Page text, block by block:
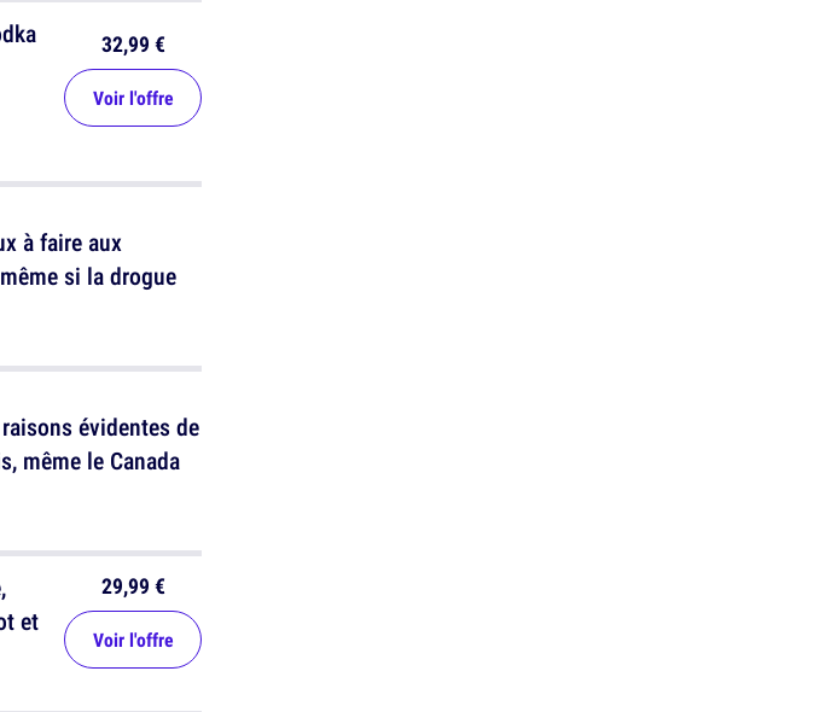
32,99 €
Voir l'offre
à faire aux
si la drogue
évidentes de
même le Canada
et
29,99 €
Voir l'offre